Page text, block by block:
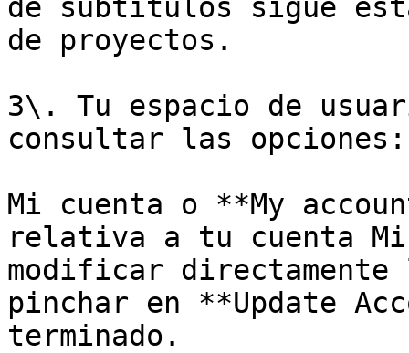
de subtítulos sigue
de proyectos.
3\. Tu espacio de
consultar las opciones:
Mi cuenta o **My
relativa a tu cuenta
modificar
pinchar en **Update
terminado.